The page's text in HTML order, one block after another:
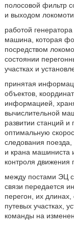
полосовой фильтр
и выходом
работой
машина, которая
посредством
состоянии
участках и
принятая
объектов,
информацией,
вычислительной
развитии станций
оптимальную
следования поезда,
и крана машиниста
контроля движения
между постами ЭЦ
связи передается
перегон, их
путевых участках,
команды на